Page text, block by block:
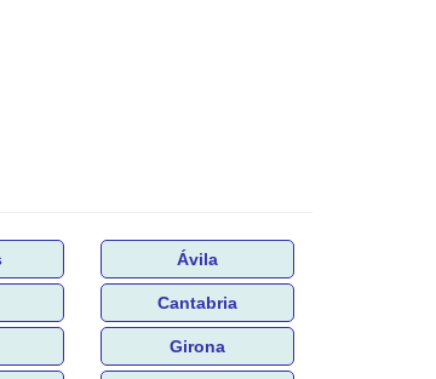
Ávila
Cantabria
Girona